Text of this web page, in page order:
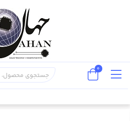
محصولات
قطعات نیمه
مدارات
0